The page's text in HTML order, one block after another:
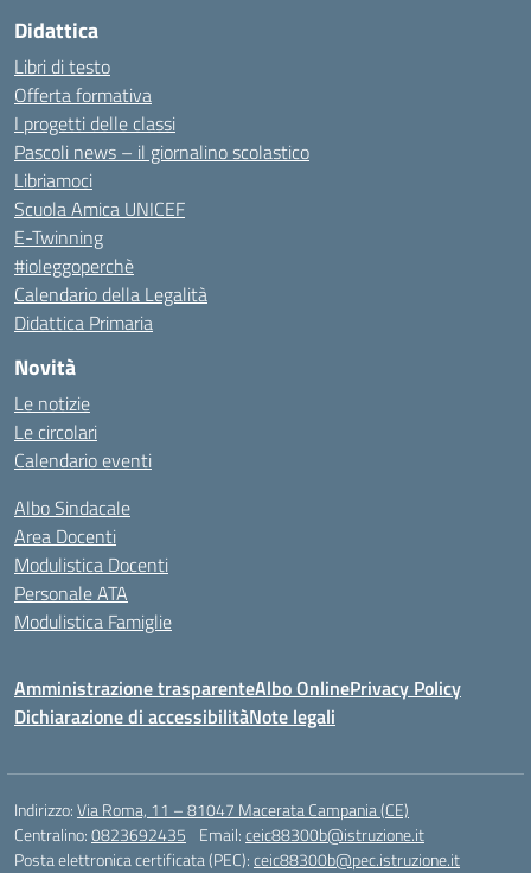
Didattica
Libri di testo
Offerta formativa
I progetti delle classi
Pascoli news – il giornalino scolastico
Libriamoci
Scuola Amica UNICEF
E-Twinning
#ioleggoperchè
Calendario della Legalità
Didattica Primaria
Novità
Le notizie
Le circolari
Calendario eventi
Albo Sindacale
Area Docenti
Modulistica Docenti
Personale ATA
Modulistica Famiglie
Amministrazione trasparenteAlbo OnlinePrivacy Policy
Dichiarazione di accessibilitàNote legali
Indirizzo:Via Roma, 11 – 81047 Macerata Campania (CE)
Centralino:0823692435 Email:ceic88300b@istruzione.it
Posta elettronica certificata (PEC):ceic88300b@pec.istruzione.it